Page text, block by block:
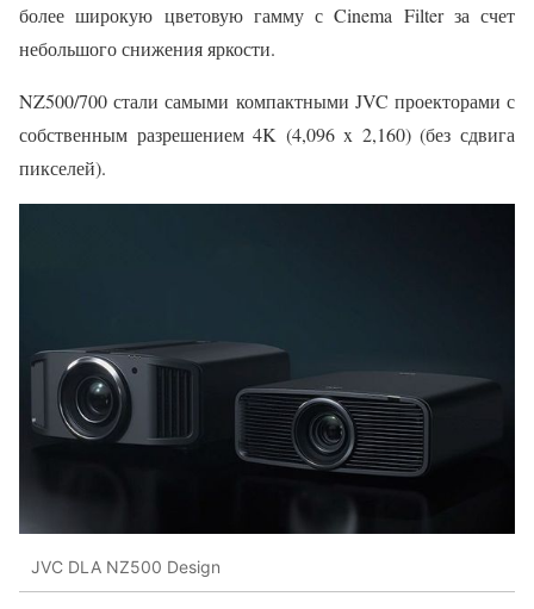
более широкую цветовую гамму с Cinema Filter за счет
небольшого снижения яркости.
NZ500/700 стали самыми компактными JVC проекторами с
собственным разрешением 4K (4,096 x 2,160) (без сдвига
пикселей).
JVC DLA NZ500 Design